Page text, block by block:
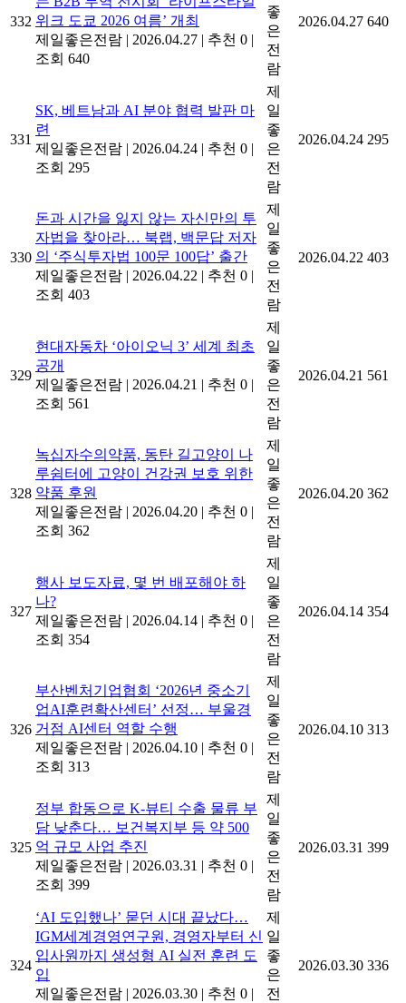
332 위크 도쿄 2026 여름’ 개최
제일좋은전람 | 2026.04.27 | 추천 0 |
조회 640
좋
은
전
람
2026.04.27 640
331
SK, 베트남과 AI 분야 협력 발판 마
련
제일좋은전람 | 2026.04.24 | 추천 0 |
조회 295
제
일
좋
은
전
람
2026.04.24 295
330
돈과 시간을 잃지 않는 자신만의 투
자법을 찾아라… 북랩, 백문답 저자
의 ‘주식투자법 100문 100답’ 출간
제일좋은전람 | 2026.04.22 | 추천 0 |
조회 403
제
일
좋
은
전
람
2026.04.22 403
329
현대자동차 ‘아이오닉 3’ 세계 최초
공개
제일좋은전람 | 2026.04.21 | 추천 0 |
조회 561
제
일
좋
은
전
람
2026.04.21 561
328
녹십자수의약품, 동탄 길고양이 나
루쉼터에 고양이 건강권 보호 위한
약품 후원
제일좋은전람 | 2026.04.20 | 추천 0 |
조회 362
제
일
좋
은
전
람
2026.04.20 362
327
행사 보도자료, 몇 번 배포해야 하
나?
제일좋은전람 | 2026.04.14 | 추천 0 |
조회 354
제
일
좋
은
전
람
2026.04.14 354
326
부산벤처기업협회 ‘2026년 중소기
업AI훈련확산센터’ 선정… 부울경
거점 AI센터 역할 수행
제일좋은전람 | 2026.04.10 | 추천 0 |
조회 313
제
일
좋
은
전
람
2026.04.10 313
325
정부 합동으로 K-뷰티 수출 물류 부
담 낮춘다… 보건복지부 등 약 500
억 규모 사업 추진
제일좋은전람 | 2026.03.31 | 추천 0 |
조회 399
제
일
좋
은
전
람
2026.03.31 399
324
‘AI 도입했나’ 묻던 시대 끝났다…
IGM세계경영연구원, 경영자부터 신
입사원까지 생성형 AI 실전 훈련 도
입
제일좋은전람 | 2026.03.30 | 추천 0 |
제
일
좋
은
전
2026.03.30 336